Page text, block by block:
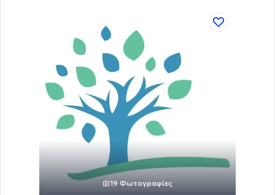
19 Φωτογραφίες